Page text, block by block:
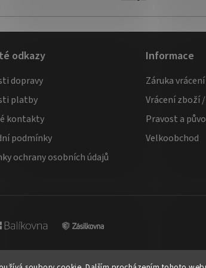
odkazy
dopravy
platby
kontakty
podmínky
ochrany osobních údajů
Informace
Záruka
Vrácení zboží
Pravost a
Velkoobchod